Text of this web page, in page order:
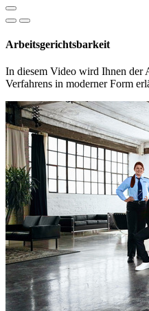
Arbeitsgerichtsbarkeit
In diesem Video wird Ihnen der
Verfahrens in moderner Form